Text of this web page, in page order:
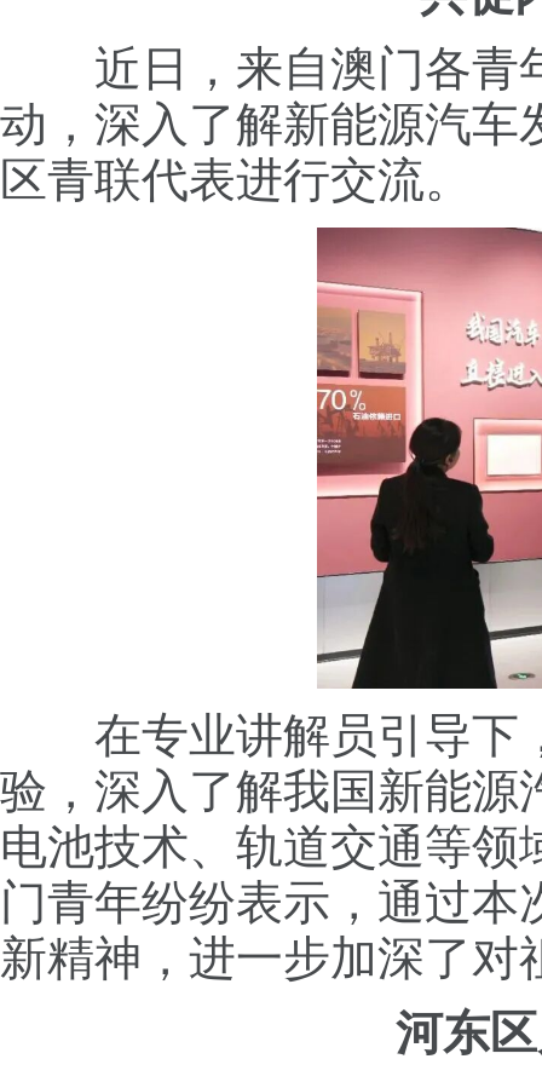
近日，来自澳门各青
动，深入了解新能源汽车
区青联代表进行交流。
在专业讲解员引导下
验，深入了解我国新能源
电池技术、轨道交通等
门青年纷纷表示，通过
新精神，进一步加深了
河东